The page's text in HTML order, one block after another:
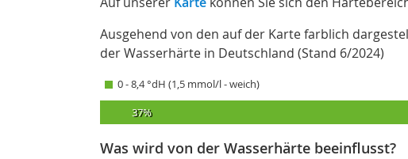
Ausgehend von den auf der Karte farblich
der Wasserhärte in Deutschland (Stand 6/2024)
0 - 8,4 °dH (1,5 mmol/l - weich)
37%
Was wird von der Wasserhärte beeinflusst?